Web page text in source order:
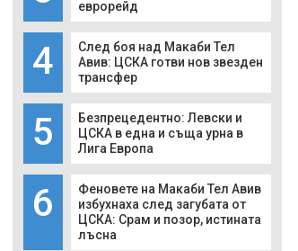
еврорейд
4
След боя над Макаби Тел
Авив: ЦСКА готви нов звезден
трансфер
5
Безпрецедентно: Левски и
ЦСКА в една и съща урна в
Лига Европа
6
Феновете на Макаби Тел Авив
избухнаха след загубата от
ЦСКА: Срам и позор, истината
лъсна